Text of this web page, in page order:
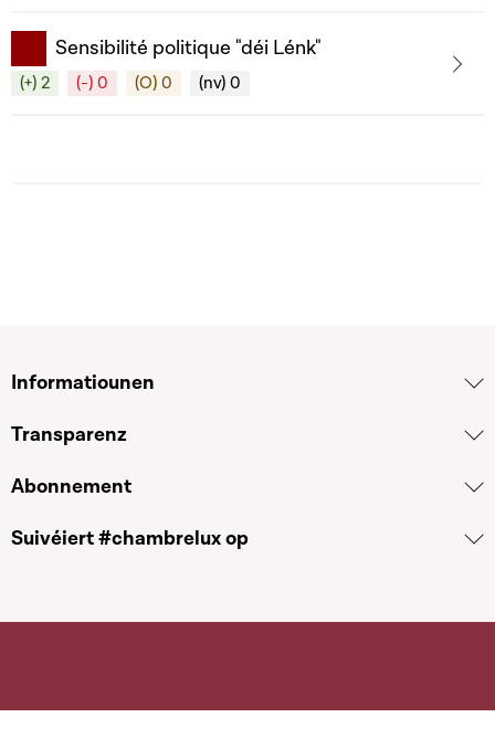
Sensibilité politique "déi Lénk"
(+) 2 (-) 0 (O) 0 (nv) 0
Informatiounen
Transparenz
Abonnement
Suivéiert #chambrelux op